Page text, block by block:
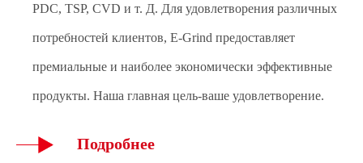
PDC, TSP, CVD и т. Д. Для удовлетворения различных
потребностей клиентов, E-Grind предоставляет
премиальные и наиболее экономически эффективные
продукты. Наша главная цель-ваше удовлетворение.
Подробнее